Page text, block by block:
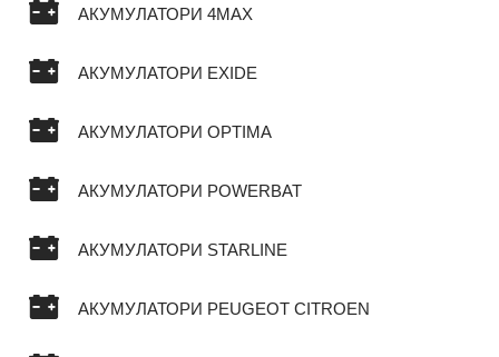
АКУМУЛАТОРИ 4MAX
АКУМУЛАТОРИ EXIDE
АКУМУЛАТОРИ OPTIMA
АКУМУЛАТОРИ POWERBAT
АКУМУЛАТОРИ STARLINE
АКУМУЛАТОРИ PEUGEOT CITROEN